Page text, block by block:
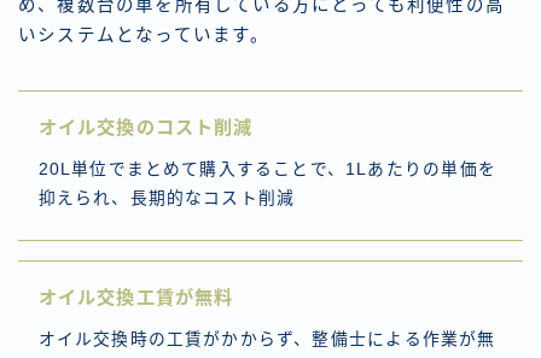
め、複数台の車を所有している方にとっても利便性の高
いシステムとなっています。
オイル交換のコスト削減
20L単位でまとめて購入することで、1Lあたりの単価を
抑えられ、長期的なコスト削減
オイル交換工賃が無料
オイル交換時の工賃がかからず、整備士による作業が無